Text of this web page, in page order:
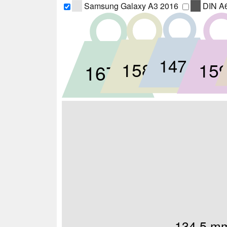
Samsung Galaxy A3 2016
DIN
167 g158 g147 g